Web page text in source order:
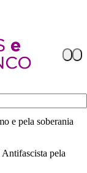
e pela soberania
pela